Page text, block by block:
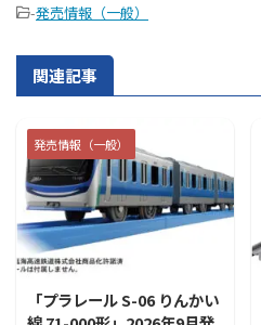
-発売情報（一般）
関連記事
発売情報（一般）
「プラレール S-06 りんかい